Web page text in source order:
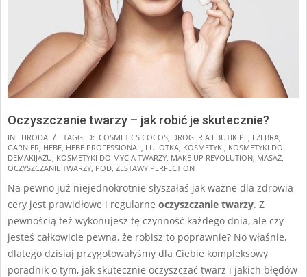
Oczyszczanie twarzy – jak robić je skutecznie?
2024-
11-
17
IN: URODA TAGGED: COSMETICS COCOS DROGERIA EBUTIK.PL EZEBRA
GARNIER HEBE HEBE PROFESSIONAL I ULOTKA KOSMETYKI KOSMETYKI DO
DEMAKIJAŻU KOSMETYKI DO MYCIA TWARZY MAKE UP REVOLUTION MASAŻ
OCZYSZCZANIE TWARZY POD ZESTAWY PERFECTION
Na pewno już niejednokrotnie słyszałaś jak ważne dla zdrowia
cery jest prawidłowe i regularne oczyszczanie twarzy. Z
pewnością też wykonujesz tę czynność każdego dnia, ale czy
jesteś całkowicie pewna, że robisz to poprawnie? No właśnie,
dlatego dzisiaj przygotowałyśmy dla Ciebie kompleksowy
poradnik o tym, jak skutecznie oczyszczać twarz i jakich błędów